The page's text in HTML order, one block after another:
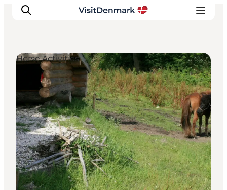
Ispirazioni
Dove andare
Cosa fare
Dove dormire
Pianifica il viaggio
Horse Activities